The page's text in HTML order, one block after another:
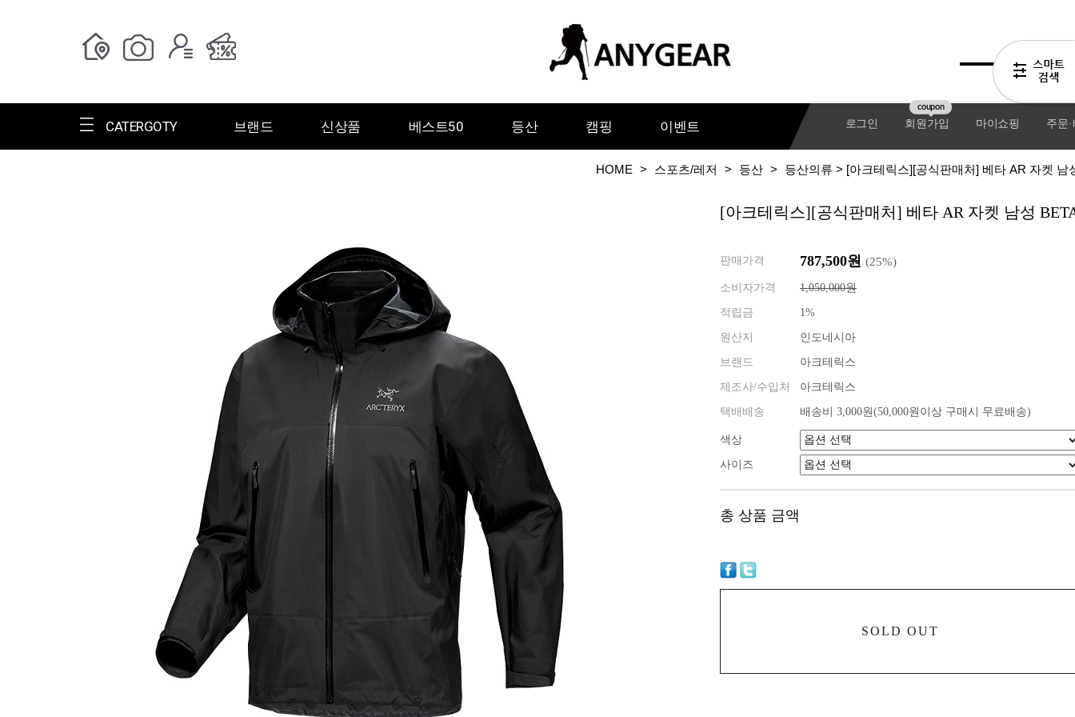
CATERGOTY 브랜드 신상품 베스트50 등산 캠핑 이벤트 로그인 회원가입
coupon
마이쇼핑 주문
ㅂ ㅇ ㅈ ㅊ
그레고리 그레이웨일디자인 기어팩
HOME > 스포츠/레저 > 등산 > 등산의류 > [아크테릭스][공식판매처] 베타 AR 자켓 남
[아크테릭스][공식판매처] 베타 AR 자켓 남성
판매가격 787,500원 (25%)
소비자가격 1,050,000원
적립금 1%
원산지 인도네시아
브랜드 아크테릭스
제조사/수입처 아크테릭스
택배배송 배송비 3,000원(50,000원이상 구매시 무료배송)
색상
사이즈
총 상품 금액
SOLD OUT